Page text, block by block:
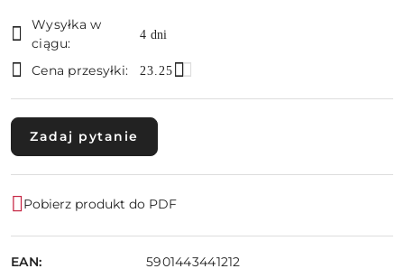
i
dostawa
Wysyłka w
ciągu:
4 dni
Cena przesyłki: 23.25
Zadaj pytanie
Pobierz produkt do PDF
EAN: 5901443441212